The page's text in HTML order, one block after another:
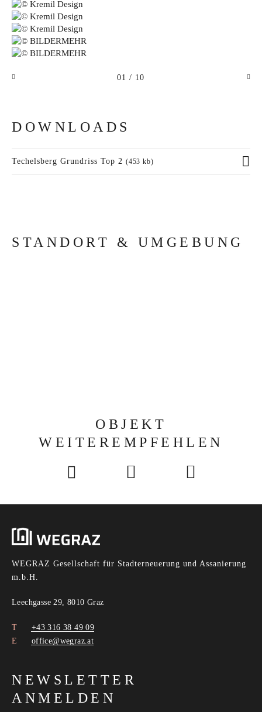
01 / 10
DOWNLOADS
Techelsberg Grundriss Top 2 (453 kb)
STANDORT & UMGEBUNG
OBJEKT
WEITEREMPFEHLEN
WEGRAZ Gesellschaft für Stadterneuerung und Assanierung
m.b.H.
Leechgasse 29, 8010 Graz
+43 316 38 49 09
office@wegraz.at
NEWSLETTER
ANMELDEN